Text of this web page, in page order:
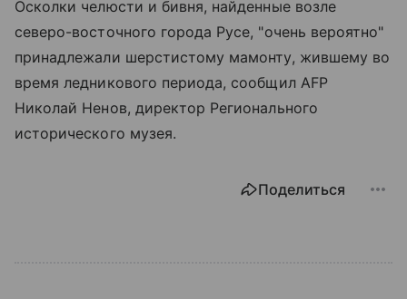
Осколки челюсти и бивня, найденные возле
северо-восточного города Русе, "очень вероятно"
принадлежали шерстистому мамонту, жившему во
время ледникового периода, сообщил AFP
Николай Ненов, директор Регионального
исторического музея.
Поделиться